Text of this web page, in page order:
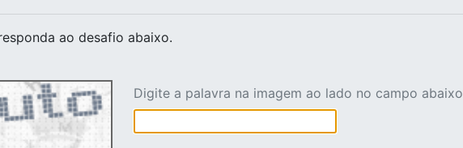
ao desafio abaixo.
Digite a palavra na imagem ao lado no campo abaixo